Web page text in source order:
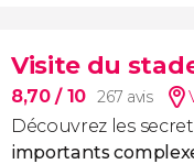
Visite du
8,70/ 10 267 avis
Découvrez les
importants